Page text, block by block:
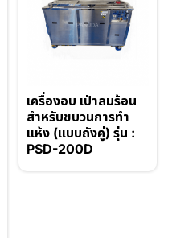
เครื่องอบ เป่าลมร้อน
สำหรับขบวนการทำ
แห้ง (แบบถังคู่) รุ่น :
PSD-200D